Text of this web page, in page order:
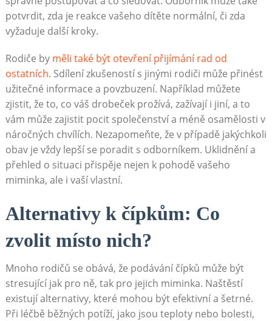
potvrdit, zda je reakce vašeho dítěte normální, či zda
vyžaduje další kroky.
Rodiče by měli také být otevření přijímání rad od
ostatních. Sdílení zkušeností s jinými rodiči může přinést
užitečné informace a povzbuzení. Například můžete
zjistit, že to, co váš drobeček prožívá, zažívají i jiní, a to
vám může zajistit pocit společenství a méně osamělosti v
náročných chvílích. Nezapomeňte, že v případě jakýchkoli
obav je vždy lepší se poradit s odborníkem. Uklidnění a
přehled o situaci přispěje nejen k pohodě vašeho
miminka, ale i vaší vlastní.
Alternativy k čípkům: Co
zvolit místo nich?
Mnoho rodičů se obává, že podávání čípků může být
stresující jak pro ně, tak pro jejich miminka. Naštěstí
existují alternativy, které mohou být efektivní a šetrné.
Při léčbě běžných potíží, jako jsou teploty nebo bolesti,